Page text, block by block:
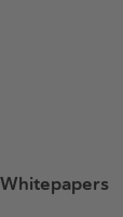
Whitepapers